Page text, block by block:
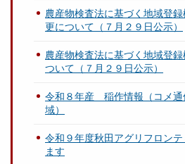
農産物検査法に基づく地域登
更について（７月２９日公示）
農産物検査法に基づく地域登
ついて（７月２９日公示）
令和８年産 稲作情報（コメ通
域）
令和９年度秋田アグリフロン
ます